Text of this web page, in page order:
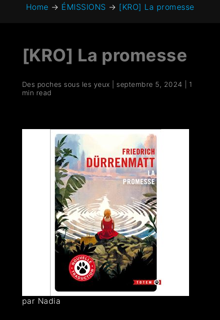
Home → ÉMISSIONS → [KRO] La promesse
[KRO] La promesse
Des poches sous les yeux septembre 5, 2024
1
min read
par Nadia